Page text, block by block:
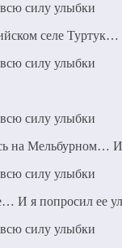
селе
на Мельбурном…
И я попросил ее